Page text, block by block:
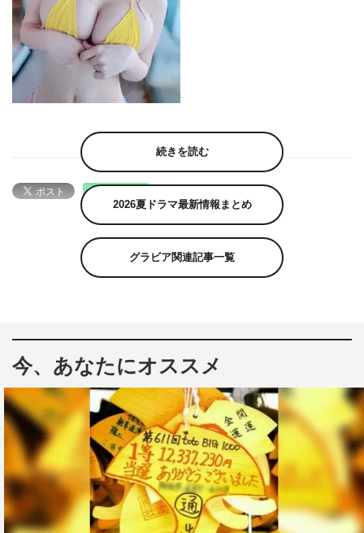
続きを読む
2026夏ドラマ最新情報まとめ
グラビア関連記事一覧
今、あなたにオススメ